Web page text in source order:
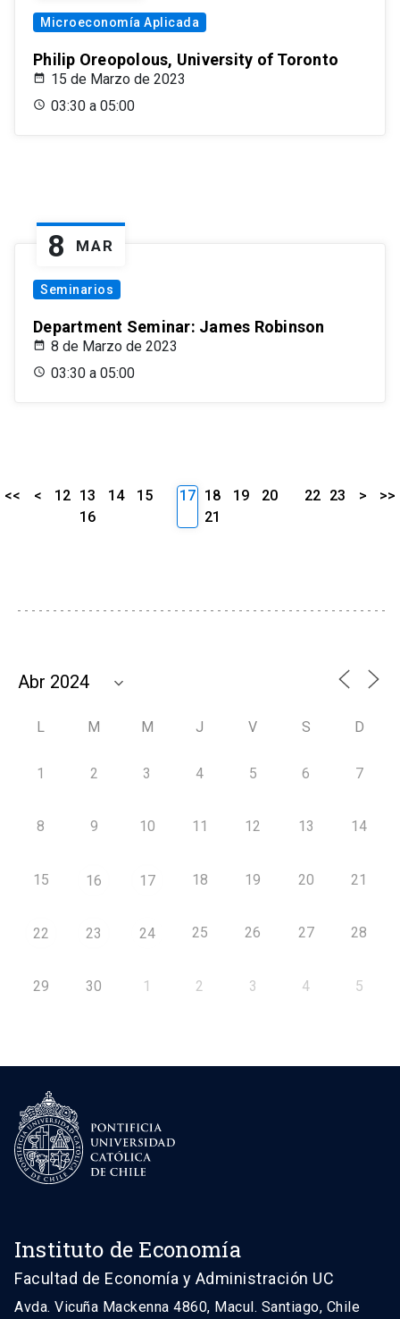
Microeconomía Aplicada
Philip Oreopolous, University of Toronto
15 de Marzo de 2023
03:30 a 05:00
8 MAR
Seminarios
Department Seminar: James Robinson
8 de Marzo de 2023
03:30 a 05:00
<< < 12 13 14
15
16
17 18 19
20
21
22 23 > >>
L M M J V S D
1 2 3 4 5 6 7
8 9 10 11 12 13 14
15 16 17 18 19 20 21
22 23 24 25 26 27 28
29 30 1 2 3 4 5
Instituto de Economía
Facultad de Economía y Administración UC
Avda. Vicuña Mackenna 4860, Macul. Santiago, Chile